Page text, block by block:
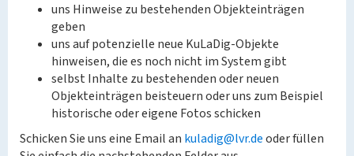
uns Hinweise zu bestehenden Objekteinträgen
geben
uns auf potenzielle neue KuLaDig-Objekte
hinweisen, die es noch nicht im System gibt
selbst Inhalte zu bestehenden oder neuen
Objekteinträgen beisteuern oder uns zum Beispiel
historische oder eigene Fotos schicken
Schicken Sie uns eine Email an kuladig@lvr.deoder füllen